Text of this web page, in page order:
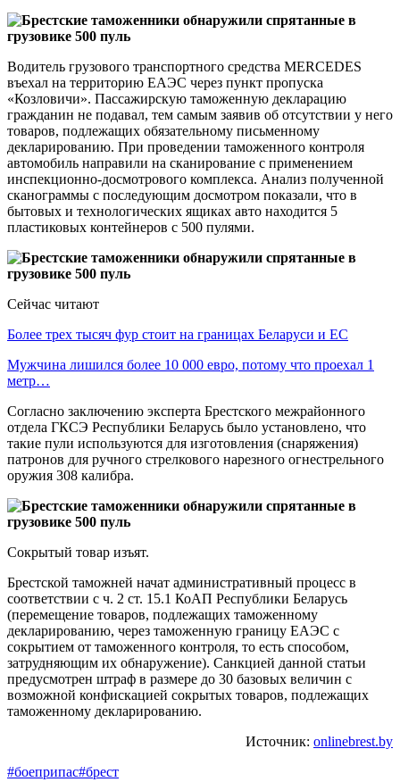
Водитель грузового транспортного средства MERCEDES
въехал на территорию ЕАЭС через пункт пропуска
«Козловичи». Пассажирскую таможенную декларацию
гражданин не подавал, тем самым заявив об отсутствии у него
товаров, подлежащих обязательному письменному
декларированию. При проведении таможенного контроля
автомобиль направили на сканирование с применением
инспекционно-досмотрового комплекса. Анализ полученной
сканограммы с последующим досмотром показали, что в
бытовых и технологических ящиках авто находится 5
пластиковых контейнеров с 500 пулями.
Сейчас читают
Более трех тысяч фур стоит на границах Беларуси и ЕС
Мужчина лишился более 10 000 евро, потому что проехал 1
метр…
Согласно заключению эксперта Брестского межрайонного
отдела ГКСЭ Республики Беларусь было установлено, что
такие пули используются для изготовления (снаряжения)
патронов для ручного стрелкового нарезного огнестрельного
оружия 308 калибра.
Сокрытый товар изъят.
Брестской таможней начат административный процесс в
соответствии с ч. 2 ст. 15.1 КоАП Республики Беларусь
(перемещение товаров, подлежащих таможенному
декларированию, через таможенную границу ЕАЭС с
сокрытием от таможенного контроля, то есть способом,
затрудняющим их обнаружение). Санкцией данной статьи
предусмотрен штраф в размере до 30 базовых величин с
возможной конфискацией сокрытых товаров, подлежащих
таможенному декларированию.
Источник: onlinebrest.by
#боеприпас#брест